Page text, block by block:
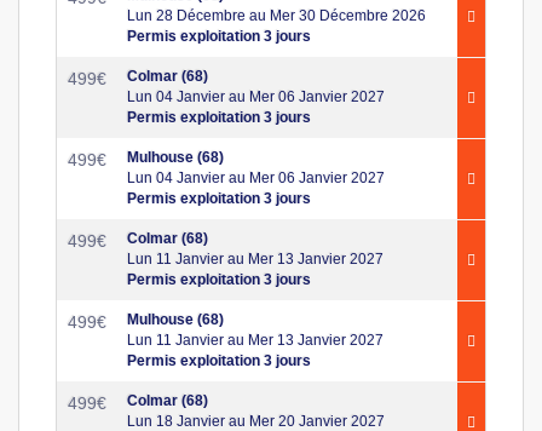
Lun 28 Décembre au Mer 30 Décembre 2026
Permis exploitation 3 jours
499€
Colmar (68)
Lun 04 Janvier au Mer 06 Janvier 2027
Permis exploitation 3 jours
499€
Mulhouse (68)
Lun 04 Janvier au Mer 06 Janvier 2027
Permis exploitation 3 jours
499€
Colmar (68)
Lun 11 Janvier au Mer 13 Janvier 2027
Permis exploitation 3 jours
499€
Mulhouse (68)
Lun 11 Janvier au Mer 13 Janvier 2027
Permis exploitation 3 jours
499€
Colmar (68)
Lun 18 Janvier au Mer 20 Janvier 2027